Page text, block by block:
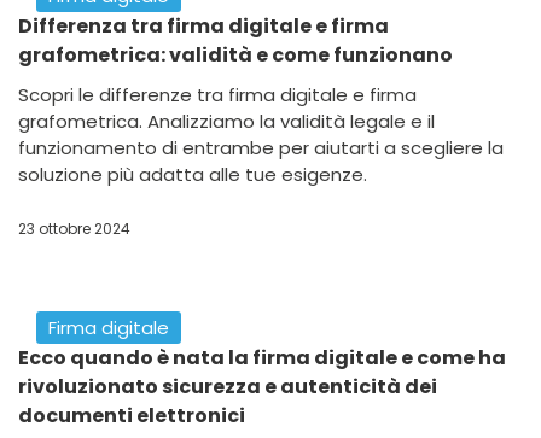
Differenza tra firma digitale e firma
grafometrica: validità e come funzionano
Scopri le differenze tra firma digitale e firma
grafometrica. Analizziamo la validità legale e il
funzionamento di entrambe per aiutarti a scegliere la
soluzione più adatta alle tue esigenze.
23 ottobre 2024
Firma digitale